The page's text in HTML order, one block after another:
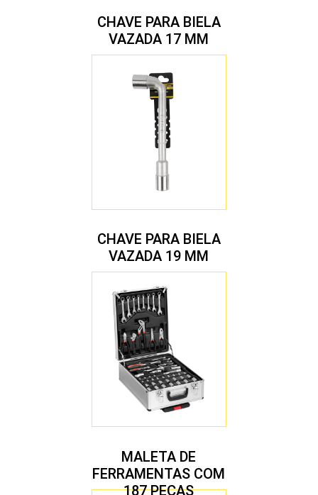
CHAVE PARA BIELA
VAZADA 17 MM
CHAVE PARA BIELA
VAZADA 19 MM
MALETA DE
FERRAMENTAS COM
187 PEÇAS